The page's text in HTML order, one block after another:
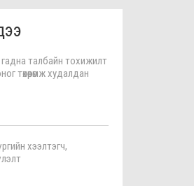
талбайн тохижилт
төхөөрөмж худалдан
хээлтэгч,